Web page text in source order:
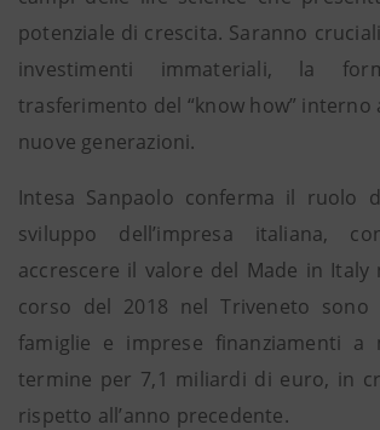
potenziale di crescita. Saranno
investimenti immateriali, la
trasferimento del “know how” interno
nuove generazioni.
Intesa Sanpaolo conferma il ruolo
sviluppo dell’impresa italiana,
accrescere il valore del Made in Italy
corso del 2018 nel Triveneto
famiglie e imprese finanziamenti a
termine per 7,1 miliardi di euro, in
rispetto all’anno precedente.